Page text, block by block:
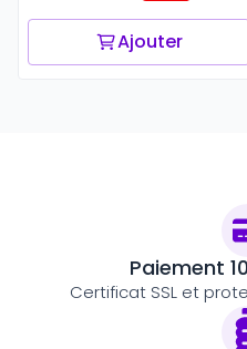
Ajouter
Paiement
Certificat SSL et